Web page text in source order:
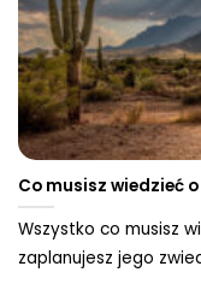
Co musisz wiedzieć
Wszystko co musisz
zaplanujesz jego